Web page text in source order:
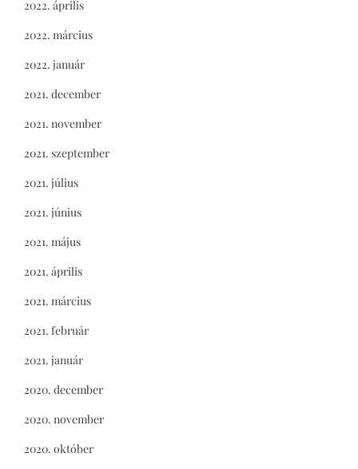
2022. április
2022. március
2022. január
2021. december
2021. november
2021. szeptember
2021. július
2021. június
2021. május
2021. április
2021. március
2021. február
2021. január
2020. december
2020. november
2020. október